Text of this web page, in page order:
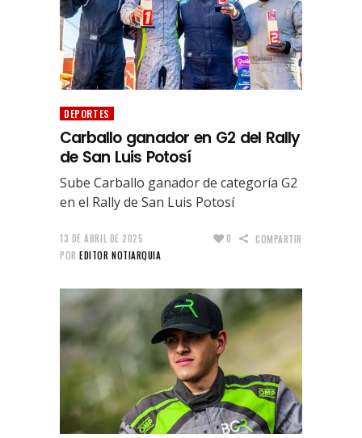
DEPORTES
Carballo ganador en G2 del Rally
de San Luis Potosí
Sube Carballo ganador de categoría G2
en el Rally de San Luis Potosí
13 DE ABRIL DE 2025
POR EDITOR NOTIARQUIA
0 COMPARTIR